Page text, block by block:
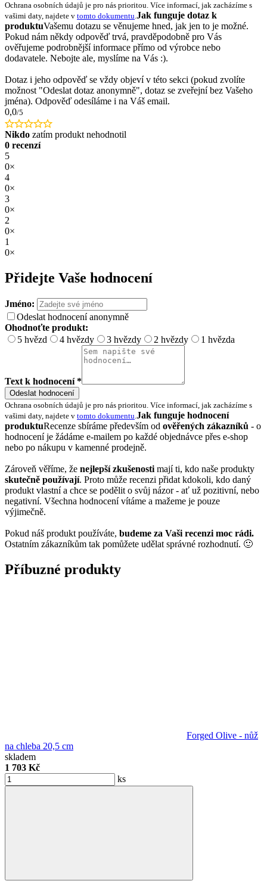
Ochrana osobních údajů je pro nás prioritou. Více informací, jak zacházíme s
vašimi daty, najdete v tomto dokumentu.Jak funguje dotaz k
produktuVašemu dotazu se věnujeme hned, jak jen to je možné.
Pokud nám někdy odpověď trvá, pravděpodobně pro Vás
ověřujeme podrobnější informace přímo od výrobce nebo
dodavatele. Nebojte ale, myslíme na Vás :).
Dotaz i jeho odpověď se vždy objeví v této sekci (pokud zvolíte
možnost "Odeslat dotaz anonymně", dotaz se zveřejní bez Vašeho
jména). Odpověď odesíláme i na Váš email.
0,0/5
Nikdo zatím produkt nehodnotil
0 recenzí
5
0×
4
0×
3
0×
2
0×
1
0×
Přidejte Vaše hodnocení
Jméno:
Odeslat hodnocení anonymně
Ohodnoťte produkt:
5 hvězd
4 hvězdy 3 hvězdy 2 hvězdy 1 hvězda
Text k hodnocení *
Odeslat hodnocení
Ochrana osobních údajů je pro nás prioritou. Více informací, jak zacházíme s
vašimi daty, najdete v tomto dokumentu.Jak funguje hodnocení
produktuRecenze sbíráme především od ověřených zákazníků - o
hodnocení je žádáme e-mailem po každé objednávce přes e-shop
nebo po nákupu v kamenné prodejně.
Zároveň věříme, že nejlepší zkušenosti mají ti, kdo naše produkty
skutečně používají. Proto může recenzi přidat kdokoli, kdo daný
produkt vlastní a chce se podělit o svůj názor - ať už pozitivní, nebo
negativní. Všechna hodnocení vítáme a mažeme je pouze
výjimečně.
Pokud náš produkt používáte, budeme za Vaši recenzi moc rádi.
Ostatním zákazníkům tak pomůžete udělat správné rozhodnutí. 🙂
Příbuzné produkty
Forged Olive - nůž
na chleba 20,5 cm
skladem
1 703 Kč
ks